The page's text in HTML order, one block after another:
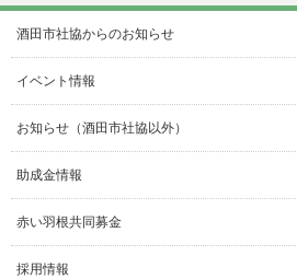
酒田市社協からのお知らせ
イベント情報
お知らせ（酒田市社協以外）
助成金情報
赤い羽根共同募金
採用情報